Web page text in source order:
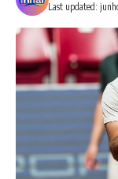
Last updated: